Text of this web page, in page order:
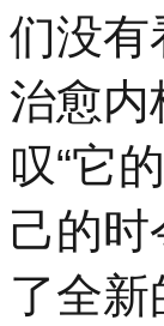
们没有
治愈内
叹“它
己的时
了全